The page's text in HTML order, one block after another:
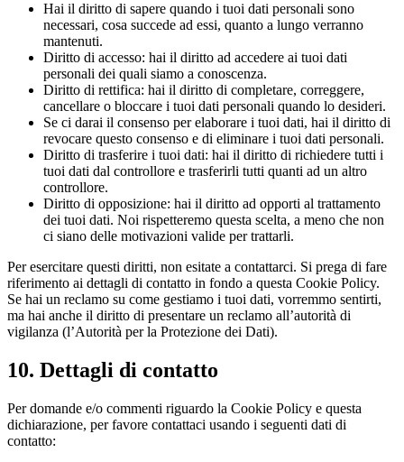
Hai il diritto di sapere quando i tuoi dati personali sono
necessari, cosa succede ad essi, quanto a lungo verranno
mantenuti.
Diritto di accesso: hai il diritto ad accedere ai tuoi dati
personali dei quali siamo a conoscenza.
Diritto di rettifica: hai il diritto di completare, correggere,
cancellare o bloccare i tuoi dati personali quando lo desideri.
Se ci darai il consenso per elaborare i tuoi dati, hai il diritto di
revocare questo consenso e di eliminare i tuoi dati personali.
Diritto di trasferire i tuoi dati: hai il diritto di richiedere tutti i
tuoi dati dal controllore e trasferirli tutti quanti ad un altro
controllore.
Diritto di opposizione: hai il diritto ad opporti al trattamento
dei tuoi dati. Noi rispetteremo questa scelta, a meno che non
ci siano delle motivazioni valide per trattarli.
Per esercitare questi diritti, non esitate a contattarci. Si prega di fare
riferimento ai dettagli di contatto in fondo a questa Cookie Policy.
Se hai un reclamo su come gestiamo i tuoi dati, vorremmo sentirti,
ma hai anche il diritto di presentare un reclamo all’autorità di
vigilanza (l’Autorità per la Protezione dei Dati).
10. Dettagli di contatto
Per domande e/o commenti riguardo la Cookie Policy e questa
dichiarazione, per favore contattaci usando i seguenti dati di
contatto: